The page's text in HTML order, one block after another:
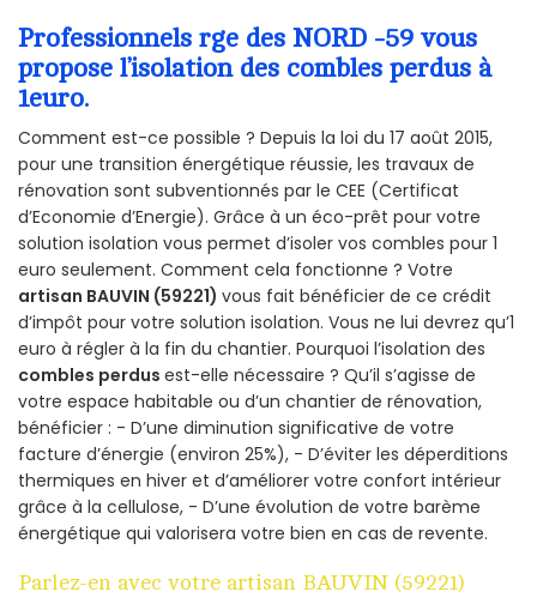
Professionnels rge des NORD -59 vous
propose l’isolation des combles perdus à
1euro.
Comment est-ce possible ? Depuis la loi du 17 août 2015,
pour une transition énergétique réussie, les travaux de
rénovation sont subventionnés par le CEE (Certificat
d’Economie d’Energie). Grâce à un éco-prêt pour votre
solution isolation vous permet d’isoler vos combles pour 1
euro seulement. Comment cela fonctionne ? Votre
artisan BAUVIN (59221) vous fait bénéficier de ce crédit
d’impôt pour votre solution isolation. Vous ne lui devrez qu’1
euro à régler à la fin du chantier. Pourquoi l’isolation des
combles perdus est-elle nécessaire ? Qu’il s’agisse de
votre espace habitable ou d’un chantier de rénovation,
bénéficier : - D’une diminution significative de votre
facture d’énergie (environ 25%), - D’éviter les déperditions
thermiques en hiver et d’améliorer votre confort intérieur
grâce à la cellulose, - D’une évolution de votre barème
énergétique qui valorisera votre bien en cas de revente.
Parlez-en avec votre artisan BAUVIN (59221)